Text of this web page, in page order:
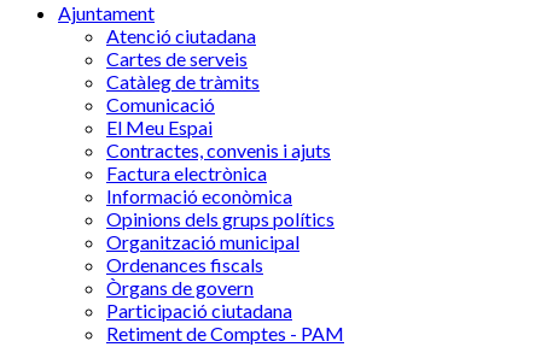
Ajuntament
Atenció ciutadana
Cartes de serveis
Catàleg de tràmits
Comunicació
El Meu Espai
Contractes, convenis i ajuts
Factura electrònica
Informació econòmica
Opinions dels grups polítics
Organització municipal
Ordenances fiscals
Òrgans de govern
Participació ciutadana
Retiment de Comptes - PAM